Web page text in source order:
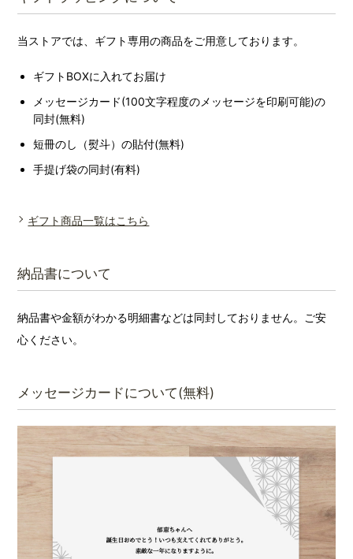
当ストアでは、ギフト専用の商品をご用意しております。
ギフトBOXに入れてお届け
メッセージカード(100文字程度のメッセージを印刷可能)の
同封(無料)
短冊のし（熨斗）の貼付(無料)
手提げ袋の同封(有料)
ギフト商品一覧はこちら
納品書について
納品書や金額がわかる明細書などは同封しておりません。ご安
心ください。
メッセージカードについて(無料)